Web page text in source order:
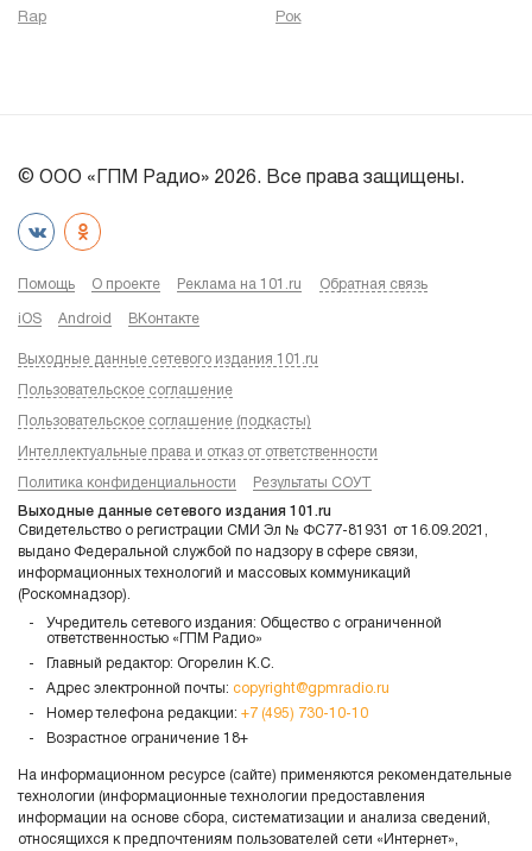
Rap
Рок
© ООО «ГПМ Радио» 2026. Все права защищены.
Помощь О проекте Реклама на 101.ru Обратная связь
iOS Android ВКонтакте
Выходные данные сетевого издания 101.ru
Пользовательское соглашение
Пользовательское соглашение (подкасты)
Интеллектуальные права и отказ от ответственности
Политика конфиденциальности Результаты СОУТ
Выходные данные сетевого издания 101.ru
Свидетельство о регистрации СМИ Эл № ФС77-81931 от 16.09.2021,
выдано Федеральной службой по надзору в сфере связи,
информационных технологий и массовых коммуникаций
(Роскомнадзор).
Учредитель сетевого издания: Общество с ограниченной
ответственностью «ГПМ Радио»
Главный редактор: Огорелин К.С.
Адрес электронной почты: copyright@gpmradio.ru
Номер телефона редакции: +7 (495) 730-10-10
Возрастное ограничение 18+
На информационном ресурсе (сайте) применяются рекомендательные
технологии (информационные технологии предоставления
информации на основе сбора, систематизации и анализа сведений,
относящихся к предпочтениям пользователей сети «Интернет»,